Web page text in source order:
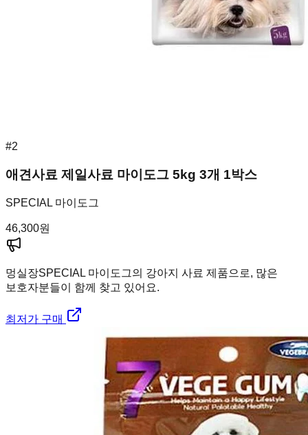
#2
애견사료 제일사료 마이도그 5kg 3개 1박스
SPECIAL 마이도그
46,300원
멍실장SPECIAL 마이도그의 강아지 사료 제품으로, 많은
보호자분들이 함께 찾고 있어요.
최저가 구매